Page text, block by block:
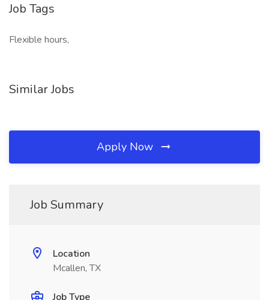
Job Tags
Flexible hours,
Similar Jobs
Apply Now
Job Summary
Location
Mcallen, TX
Job Type